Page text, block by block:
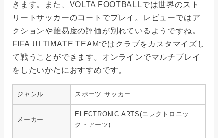
きます。また、VOLTA FOOTBALLでは世界のスト
リートサッカーのコートでプレイ。
レビューではア
クションや難易度の評価が別れているようですね。
FIFA ULTIMATE TEAMではクラブをカスタマイズし
て戦うことができます。オンラインでマルチプレイ
をしたいかたにおすすめです。
ジャンル スポーツ サッカー
メーカー
ELECTRONIC ARTS(エレクトロニッ
ク・アーツ)